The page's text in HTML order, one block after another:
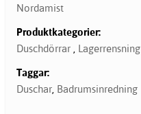
Nordamist
Produktkategorier:
Duschdörrar
Lagerrensning
Taggar:
Duschar Badrumsinredning